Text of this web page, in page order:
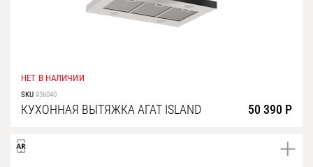
НЕТ В НАЛИЧИИ
SKU 936040
КУХОННАЯ ВЫТЯЖКА АГАТ ISLAND 50 390 Р